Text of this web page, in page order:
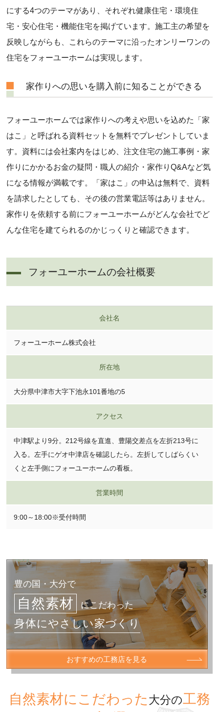
にする4つのテーマがあり、それぞれ健康住宅・環境住
宅・安心住宅・機能住宅を掲げています。施工主の希望を
反映しながらも、これらのテーマに沿ったオンリーワンの
住宅をフォーユーホームは実現します。
家作りへの思いを購入前に知ることができる
フォーユーホームでは家作りへの考えや思いを込めた「家
はこ」と呼ばれる資料セットを無料でプレゼントしていま
す。資料には会社案内をはじめ、注文住宅の施工事例・家
作りにかかるお金の疑問・職人の紹介・家作りQ&Aなど気
になる情報が満載です。「家はこ」の申込は無料で、資料
を請求したとしても、その後の営業電話等はありません。
家作りを依頼する前にフォーユーホームがどんな会社でど
んな住宅を建てられるのかじっくりと確認できます。
フォーユーホームの会社概要
会社名
フォーユーホーム株式会社
所在地
大分県中津市大字下池永101番地の5
アクセス
中津駅より9分。212号線を直進、豊陽交差点を左折213号に
入る。左手にゲオ中津店を確認したら。左折してしばらくい
くと左手側にフォーユーホームの看板。
営業時間
9:00～18:00※受付時間
豊の国・大分で
自然素材 にこだわった
身体にやさしい家づくり
おすすめの工務店を見る
自然素材にこだわった 大分の工務